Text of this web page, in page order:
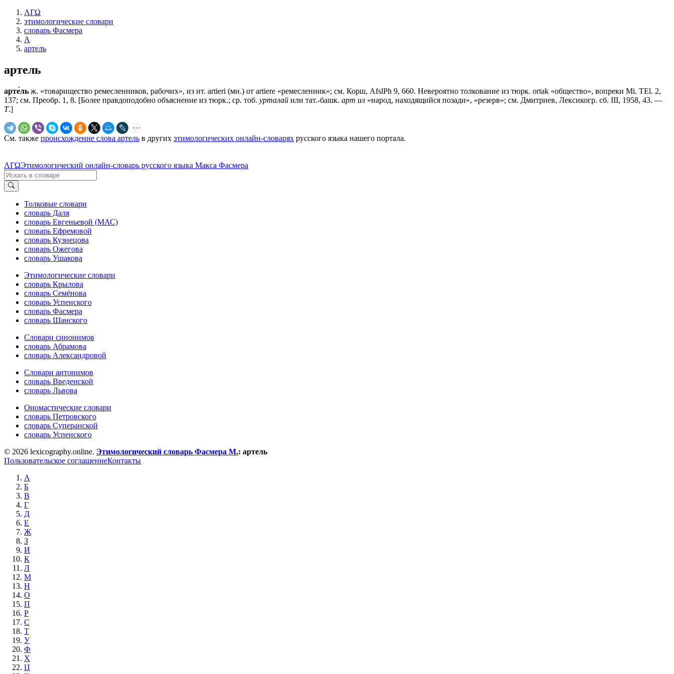
ΛΓΩ
этимологические словари
словарь Фасмера
А
артель
артель
арте́ль ж. «товарищество ремесленников, рабочих», из ит. artieri (мн.) от artiere «ремесленник»; см. Корш, AfslPh 9, 660. Невероятно толкование из тюрк. ortak «общество», вопреки Mi. ТЕl. 2,
137; см. Преобр. 1, 8. [Более правдоподобно объяснение из тюрк.; ср. тоб. урталай или тат.-башк. арт ил «народ, находящийся позади», «резерв»; см. Дмитриев, Лексикогр. сб. III, 1958, 43. —
Т.]
См. также происхождение слова артель в других этимологических онлайн-словарях русского языка нашего портала.
ΛΓΩЭтимологический онлайн-словарь русского языка Макса Фасмера
Толковые словари
словарь Даля
словарь Евгеньевой (МАС)
словарь Ефремовой
словарь Кузнецова
словарь Ожегова
словарь Ушакова
Этимологические словари
словарь Крылова
словарь Семёнова
словарь Успенского
словарь Фасмера
словарь Шанского
Словари синонимов
словарь Абрамова
словарь Александровой
Словари антонимов
словарь Введенской
словарь Львова
Ономастические словари
словарь Петровского
словарь Суперанской
словарь Успенского
© 2026 lexicography.online. Этимологический словарь Фасмера М.: артель
Пользовательское соглашениеКонтакты
А
Б
В
Г
Д
Е
Ж
З
И
К
Л
М
Н
О
П
Р
С
Т
У
Ф
Х
Ц